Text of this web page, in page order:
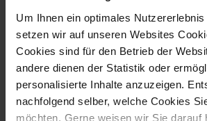
Um Ihnen ein optimales Nutzererlebnis
setzen wir auf unseren Websites
Cookies sind für den Betrieb der
andere dienen der Statistik oder
personalisierte Inhalte anzuzeigen.
nachfolgend selber, welche Cookies
möchten. Gerne weisen wir Sie darauf
Hubers Landhendl GmbH